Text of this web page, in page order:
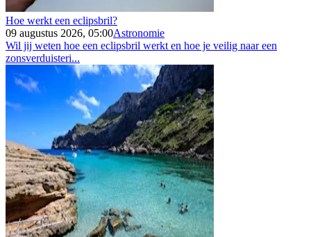
Hoe werkt een eclipsbril?
09 augustus 2026, 05:00Astronomie
Wil jij weten hoe een eclipsbril werkt en hoe je veilig naar een
zonsverduisteri...